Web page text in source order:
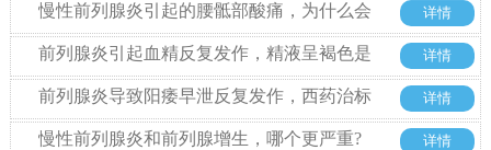
慢性前列腺炎引起的腰骶部酸痛，为什么会
被误诊为腰椎病多年?
详情
前列腺炎引起血精反复发作，精液呈褐色是
癌变吗?
详情
前列腺炎导致阳痿早泄反复发作，西药治标
不治本怎么办
详情
慢性前列腺炎和前列腺增生，哪个更严重? 详情